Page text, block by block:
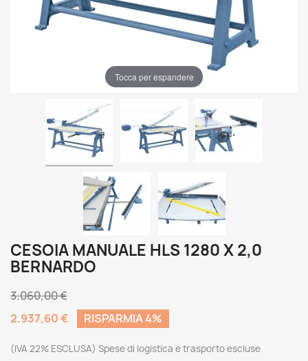
Tocca per espandere
CESOIA MANUALE HLS 1280 X 2,0
BERNARDO
3.060,00 €
2.937,60 €
RISPARMIA 4%
(IVA 22% ESCLUSA) Spese di logistica e trasporto escluse